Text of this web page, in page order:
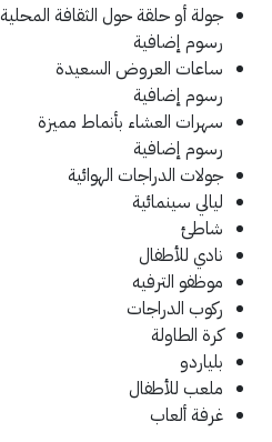
جولة أو حلقة حول الثقافة المحلية
رسوم إضافية
ساعات العروض السعيدة
رسوم إضافية
سهرات العشاء بأنماط مميزة
رسوم إضافية
جولات الدراجات الهوائية
ليالي سينمائية
شاطئ
نادي للأطفال
موظفو الترفيه
ركوب الدراجات
كرة الطاولة
بلياردو
ملعب للأطفال
غرفة ألعاب